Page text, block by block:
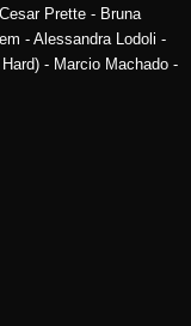
Prette - Bruna
- Alessandra Lodoli -
- Marcio Machado -